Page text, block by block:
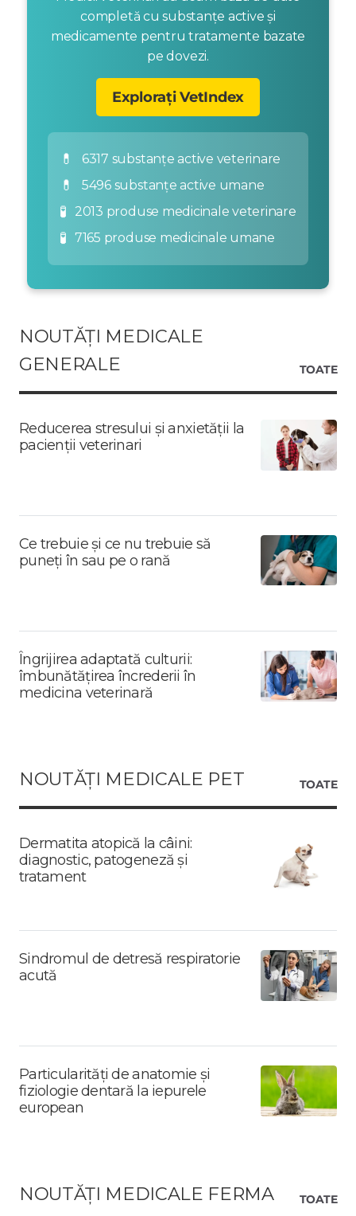
completă cu substanțe active și
medicamente pentru tratamente bazate
pe dovezi.
Explorați VetIndex
💊 6317 substanțe active veterinare
💊 5496 substanțe active umane
🧪 2013 produse medicinale veterinare
🧪 7165 produse medicinale umane
NOUTĂȚI MEDICALE
GENERALE
TOATE
Reducerea stresului și anxietății la
pacienții veterinari
Ce trebuie și ce nu trebuie să
puneți în sau pe o rană
Îngrijirea adaptată culturii:
îmbunătățirea încrederii în
medicina veterinară
NOUTĂȚI MEDICALE PET TOATE
Dermatita atopică la câini:
diagnostic, patogeneză și
tratament
Sindromul de detresă respiratorie
acută
Particularități de anatomie și
fiziologie dentară la iepurele
european
NOUTĂȚI MEDICALE FERMA TOATE